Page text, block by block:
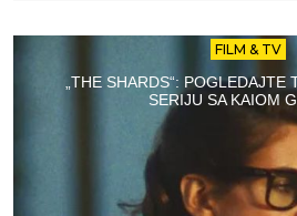
FILM & TV
„THE SHARDS“: POGLEDAJTE
SERIJU SA KAIOM